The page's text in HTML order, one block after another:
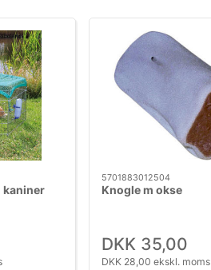
kaniner
5701883012504
Knogle m okse
DKK 35,00
DKK 28,00 ekskl. moms